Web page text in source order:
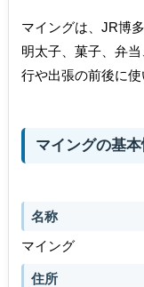
マイングは、JR博
明太子、菓子、弁
行や出張の前後に使
マイングの基
名称
マイング
住所